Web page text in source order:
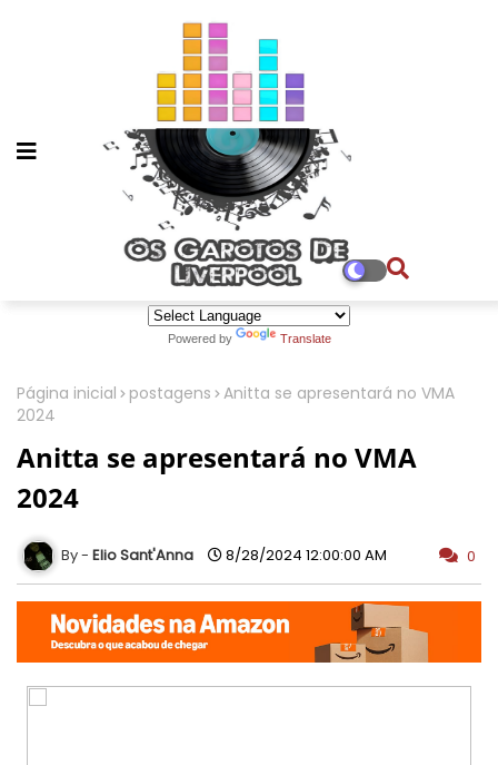
Powered by Translate
Página inicial postagens Anitta se apresentará no VMA
2024
Anitta se apresentará no VMA
2024
Elio Sant'Anna 8/28/2024 12:00:00 AM 0